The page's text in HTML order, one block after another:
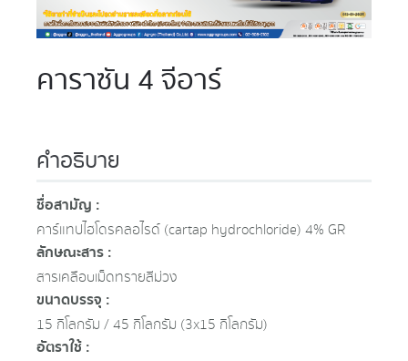
คาราซัน 4 จีอาร์
คำอธิบาย
ชื่อสามัญ :
คาร์แทปไฮโดรคลอไรด์ (cartap hydrochloride) 4% GR
ลักษณะสาร :
สารเคลือบเม็ดทรายสีม่วง
ขนาดบรรจุ :
15 กิโลกรัม / 45 กิโลกรัม (3x15 กิโลกรัม)
อัตราใช้ :